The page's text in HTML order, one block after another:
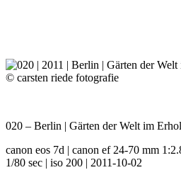
020 – Berlin | Gärten der Welt im
canon eos 7d | canon ef 24-70 mm
1/80 sec | iso 200 | 2011-10-02